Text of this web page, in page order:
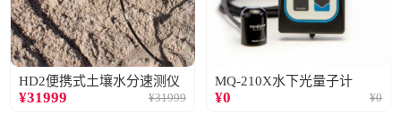
HD2便携式土壤水分速测仪
¥31999 ¥31999
MQ-210X水下光量子计
¥0 ¥0